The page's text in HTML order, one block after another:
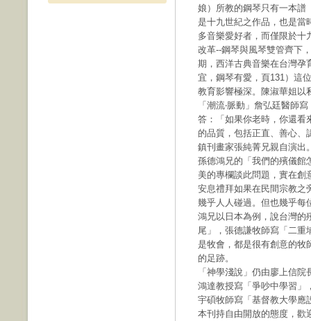
娘）所教的鋼琴只有一本譜
是十九世紀之作品，也是當
多音樂愛好者，而僅限於十
改革--鋼琴與風琴雙管齊下
期，西洋古典音樂在台灣孕
宜，鋼琴有愛，頁131）這
教育影響極深。陳淑華姐以
「潮流‧脈動」詹弘廷醫師
答：「如果你老時，你還看
的品質，包括正直、善心、
鎮刊畫家張純菁兄親自演出
孫德鴻兄的「我們的殯儀館
美的專欄談此問題，實在創
安息禮拜如果在民間宗教之
幾乎人人碰過。但也幾乎每
鴻兄以日本為例，說台灣的
尾」，張德謙牧師寫「二重
是牧會，都是很有創意的牧
的足跡。
「神學淺說」仍由廖上信
鴻達教授寫「爭吵中學習」
宇碩牧師寫「基督教大學應
本刊持自由開放的態度，歡